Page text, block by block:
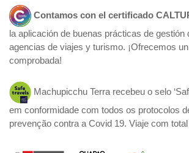
Contamos con el certificado
la aplicación de buenas prácticas de gestión
agencias de viajes y turismo. ¡Ofrecemos
comprobada!
Machupicchu Terra recebeu o selo
em conformidade com todos os protocolos
prevenção contra a Covid 19. Viaje com